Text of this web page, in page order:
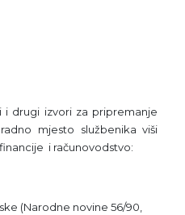
i drugi izvori za pripremanje
mjesto službenika viši
i računovodstvo:
(Narodne novine 56/90,